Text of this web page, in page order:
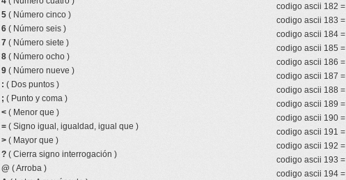
5 ( Número cinco )
6 ( Número seis )
7 ( Número siete )
8 ( Número ocho )
9 ( Número nueve )
: ( Dos puntos )
; ( Punto y coma )
< ( Menor que )
= ( Signo igual, igualdad, igual que )
> ( Mayor que )
? ( Cierra signo interrogación )
@ ( Arroba )
codigo ascii 182 =
codigo ascii 183 =
codigo ascii 184 =
codigo ascii 185 =
codigo ascii 186 =
codigo ascii 187 =
codigo ascii 188 =
codigo ascii 189 =
codigo ascii 190 =
codigo ascii 191 =
codigo ascii 192 =
codigo ascii 193 =
codigo ascii 194 =